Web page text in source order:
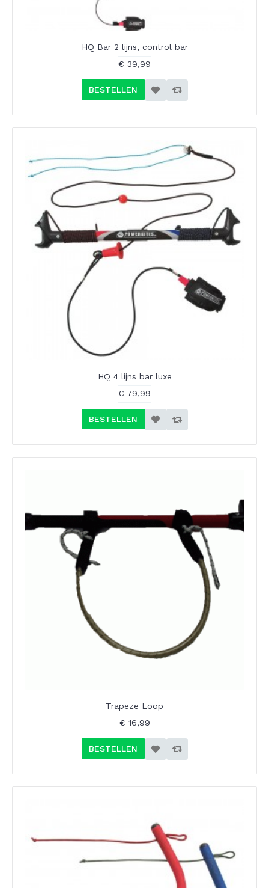
HQ Bar 2 lijns, control bar
€ 39,99
BESTELLEN
HQ 4 lijns bar luxe
€ 79,99
BESTELLEN
Trapeze Loop
€ 16,99
BESTELLEN